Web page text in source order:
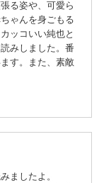
る姿や、可愛ら
ゃんを身ごもる
ッコいい純也と
みしました。番
す。また、素敵
ましたよ。